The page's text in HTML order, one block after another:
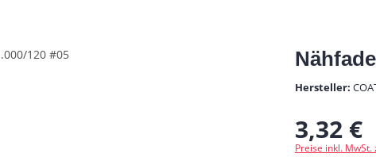
Hersteller:
Regulärer Preis:
3,32 €
Preise inkl.